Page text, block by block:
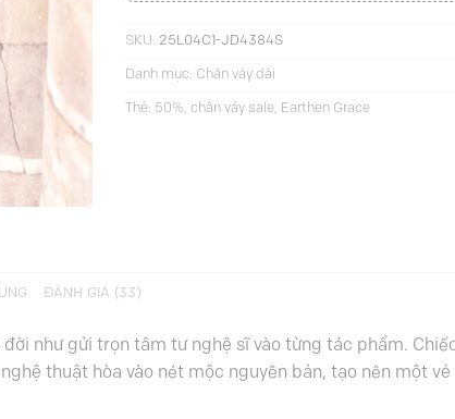
SKU: 25L04C1-JD4384S
Danh mục: Chân váy dài
Thẻ: 50%, chân váy sale, Earthen Grace
ĐÁNH GIÁ (33)
như gửi trọn tâm tư nghệ sĩ vào từng tác phẩm.
thuật hòa vào nét mộc nguyên bản, tạo nên một